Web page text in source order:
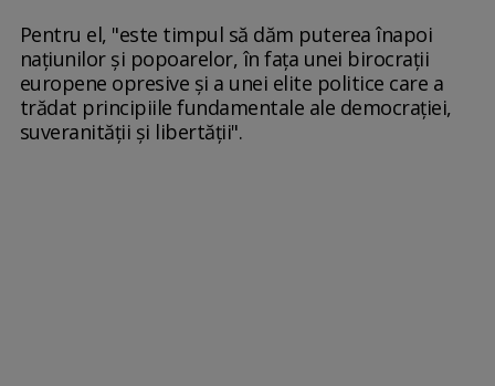
Pentru el, "este timpul să dăm puterea înapoi
naţiunilor şi popoarelor, în faţa unei birocraţii
europene opresive şi a unei elite politice care a
trădat principiile fundamentale ale democraţiei,
suveranităţii şi libertăţii".